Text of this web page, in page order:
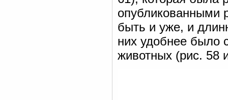
опубликованными
быть и уже, и
них удобнее было
животных (рис. 58